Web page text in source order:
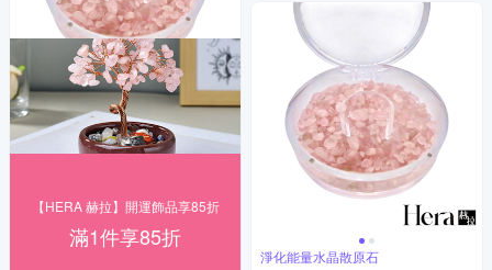
【HERA 赫拉】開運飾品享85折
滿1件享85折
淨化能量水晶散原石